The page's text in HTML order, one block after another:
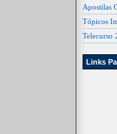
Apostilas
Tópicos
Telecurso
Links